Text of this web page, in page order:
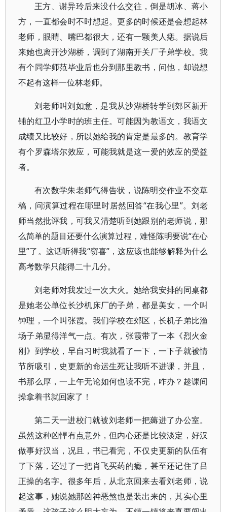
王方、谢异玲后来没什么交往，倒是胡冰、蒋小
方，一直都会时不时想起。更多的时候还是会想起林
老师，眼睛、嘴巴都很大，还有一颗美人痣。据说后
来她也离开沙湖桥，调到了湖南开关厂子弟学校。我
有个同学师范毕业后也分到那里教书，问他，却说想
不起有这样一位林老师。
刘老师叫刘如意，是我从沙湖桥转学到郊区新开
铺的红卫小学时的班主任。可能因为教语文，我语文
成绩又比较好，所以她给我的肯定是最多的。教育学
有个罗森塔尔效应，可能我就是这一爱的效应的受益
者。
有次数学朱老师气得告状，说陈明交作业不交草
稿，问演算过程在哪里时居然回答“在我心里”。刘老
师当然批评我，可我又清楚听到她跟别的老师说，那
么简单的题目还要什么演算过程，难怪陈明要说“在心
里”了。这话听得我“窃喜”，这应该也能够解释为什么
高考数学只能得二十几分。
刘老师对我发过一次大火。她给我安排的同桌都
是她老公单位长沙机床厂的子弟，都是美女，一个叫
钟理，一个叫张霞。我们学校在郊区，长机子弟比渔
场子弟显得洋气一点。有次，张霞带了一本《烈火金
刚》到学校，早自习时我就看了一下，一下子就被情
节所吸引，史更新的命运生死让我听不进课，并且，
书那么厚，一上午无论如何也读不完，咋办？趁课间
操拿着书就回家了！
第二天一进校门就被刘老师一把薅进了办公室。
虽然这种凶悍有点意外，但内心还是比较淡定，好汉
做事好汉当，况且，书已看完，不仅史更新的队伍有
了下落，还过了一把肖飞买药的瘾，甚至还记住了吕
正操的名字。很多年后，从北京回来去看刘老师，说
起这事，她说她那凶神恶煞也是装出来的，其实心里